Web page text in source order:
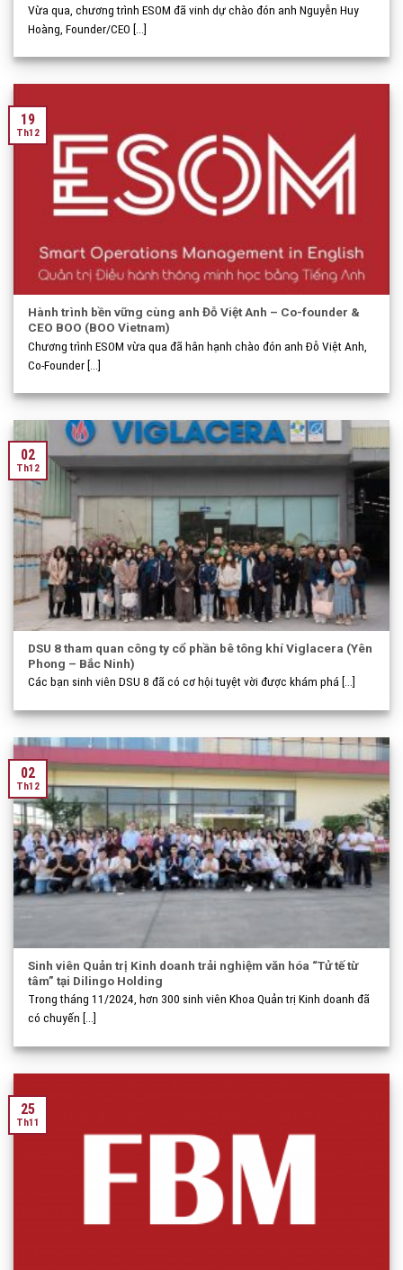
Vừa qua, chương trình ESOM đã vinh dự chào đón anh Nguyễn Huy
Hoàng, Founder/CEO [...]
Hành trình bền vững cùng anh Đỗ Việt Anh – Co-founder &
CEO BOO (BOO Vietnam)
Chương trình ESOM vừa qua đã hân hạnh chào đón anh Đỗ Việt Anh,
Co-Founder [...]
19
Th12
DSU 8 tham quan công ty cổ phần bê tông khí Viglacera (Yên
Phong – Bắc Ninh)
Các bạn sinh viên DSU 8 đã có cơ hội tuyệt vời được khám phá [...]
02
Th12
Sinh viên Quản trị Kinh doanh trải nghiệm văn hóa “Tử tế từ
tâm” tại Dilingo Holding
Trong tháng 11/2024, hơn 300 sinh viên Khoa Quản trị Kinh doanh đã
có chuyến [...]
02
Th12
25
Th11